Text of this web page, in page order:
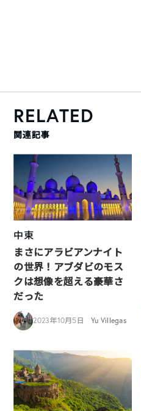
RELATED
関連記事
中東
まさにアラビアンナイト
の世界！アブダビのモス
クは想像を超える豪華さ
だった
2023年10月5日 Yu Villegas